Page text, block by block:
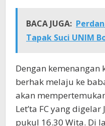
BACA JUGA:
Tapak Suci UNIM
Dengan kemenangan
berhak melaju ke
akan
Let’ta FC yang
pukul 16.30 Wita. Di